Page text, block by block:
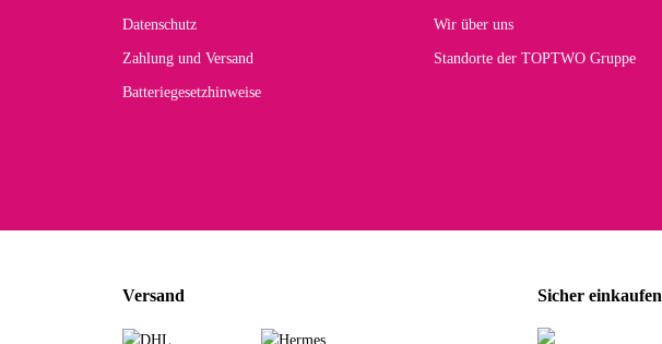
Datenschutz
Zahlung und Versand
Batteriegesetzhinweise
Wir über uns
Standorte der TOPTWO Gruppe
Versand Sicher einkaufen